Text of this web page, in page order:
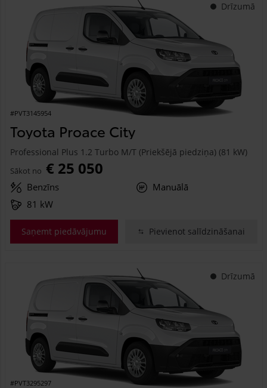
Drīzumā
#PVT3145954
Toyota Proace City
Professional Plus 1.2 Turbo M/T (Priekšējā piedziņa) (81 kW)
Sākot no € 25 050
Benzīns
Manuālā
81 kW
Saņemt piedāvājumu Pievienot salīdzināšanai
Drīzumā
#PVT3295297